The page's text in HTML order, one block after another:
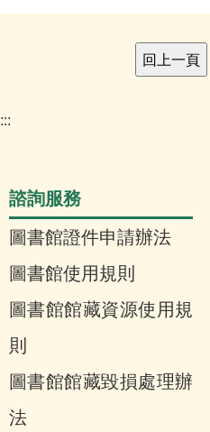
:::
諮詢服務
圖書館證件申請辦法
圖書館使用規則
圖書館館藏資源使用規
則
圖書館館藏毀損處理辦
法